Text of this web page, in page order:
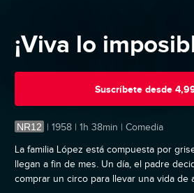
¡Viva lo
Suscríbete desde
NR12 | 1958 | 1h 38min | Comedia
La familia López está compuesta por
llegan a fin de mes. Un día, el padre
comprar un circo para llevar una vida de